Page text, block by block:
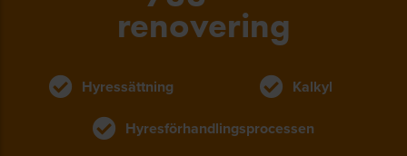
renovering
Hyressättning
Kalkyl
Hyresförhandlingsprocessen